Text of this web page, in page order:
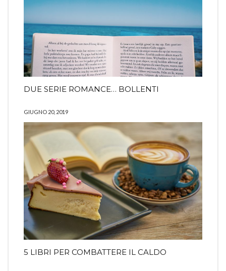
DUE SERIE ROMANCE… BOLLENTI
GIUGNO 20, 2019
5 LIBRI PER COMBATTERE IL CALDO